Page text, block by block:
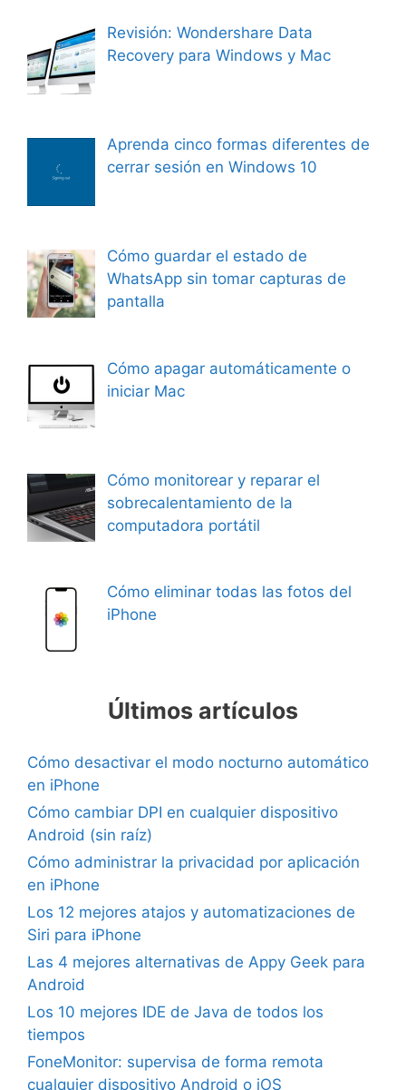
Revisión: Wondershare Data
Recovery para Windows y Mac
Aprenda cinco formas diferentes de
cerrar sesión en Windows 10
Cómo guardar el estado de
WhatsApp sin tomar capturas de
pantalla
Cómo apagar automáticamente o
iniciar Mac
Cómo monitorear y reparar el
sobrecalentamiento de la
computadora portátil
Cómo eliminar todas las fotos del
iPhone
Últimos artículos
Cómo desactivar el modo nocturno automático
en iPhone
Cómo cambiar DPI en cualquier dispositivo
Android (sin raíz)
Cómo administrar la privacidad por aplicación
en iPhone
Los 12 mejores atajos y automatizaciones de
Siri para iPhone
Las 4 mejores alternativas de Appy Geek para
Android
Los 10 mejores IDE de Java de todos los
tiempos
FoneMonitor: supervisa de forma remota
cualquier dispositivo Android o iOS